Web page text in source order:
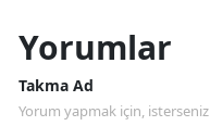
Yorumlar
Takma Ad
Yorum yapmak için, isterseniz